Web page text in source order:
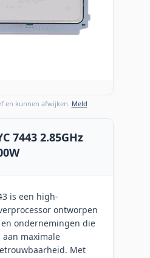
en kunnen afwijken. Meld
7443 2.85GHz
is een high-
ontworpen
ondernemingen die
maximale
Met